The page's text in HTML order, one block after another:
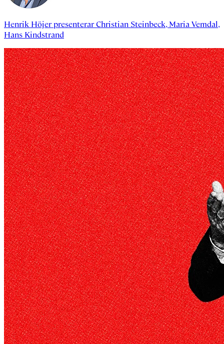
Henrik HöjerpresenterarChristian Steinbeck,Maria Vemdal,
Hans Kindstrand